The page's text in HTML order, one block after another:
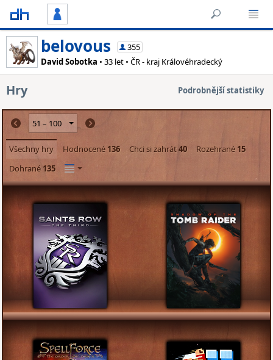
belovous
355
David Sobotka • 33 let • ČR - kraj Královéhradecký
Hry Podrobnější statistiky
Všechny hry Hodnocené 136 Chci si zahrát40 Rozehrané 15
Dohrané 135